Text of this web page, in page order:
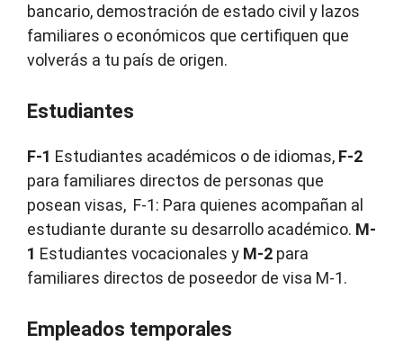
bancario, demostración de estado civil y lazos
familiares o económicos que certifiquen que
volverás a tu país de origen.
Estudiantes
F-1 Estudiantes académicos o de idiomas, F-2
para familiares directos de personas que
posean visas, F-1: Para quienes acompañan al
estudiante durante su desarrollo académico. M-
1 Estudiantes vocacionales y M-2 para
familiares directos de poseedor de visa M-1.
Empleados temporales